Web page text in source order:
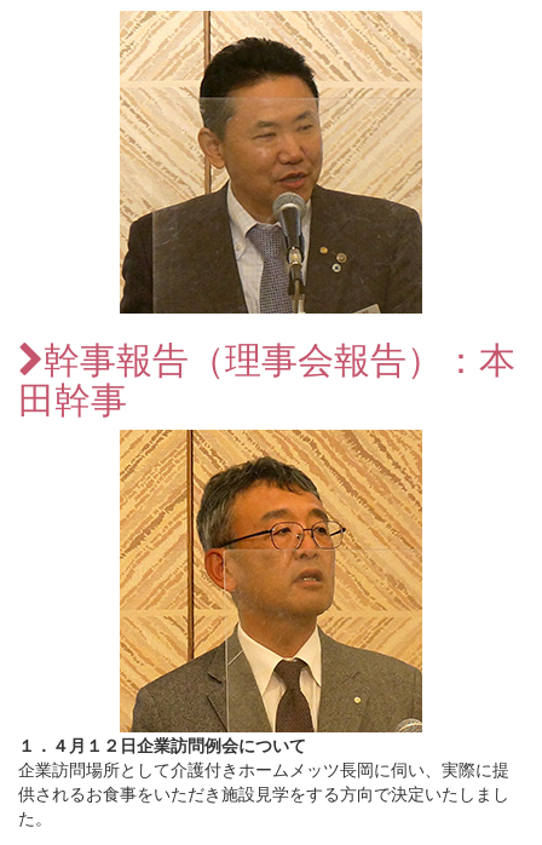
幹事報告（理事会報告）：本
田幹事
１．４月１２日企業訪問例会について
企業訪問場所として介護付きホームメッツ長岡に伺い、実際に提
供されるお食事をいただき施設見学をする方向で決定いたしまし
た。